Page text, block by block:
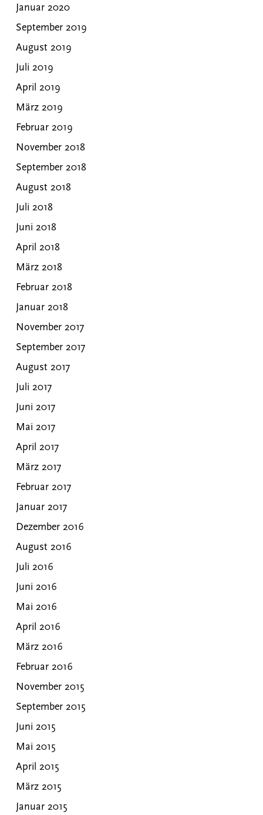
Januar 2020
September 2019
August 2019
Juli 2019
April 2019
März 2019
Februar 2019
November 2018
September 2018
August 2018
Juli 2018
Juni 2018
April 2018
März 2018
Februar 2018
Januar 2018
November 2017
September 2017
August 2017
Juli 2017
Juni 2017
Mai 2017
April 2017
März 2017
Februar 2017
Januar 2017
Dezember 2016
August 2016
Juli 2016
Juni 2016
Mai 2016
April 2016
März 2016
Februar 2016
November 2015
September 2015
Juni 2015
Mai 2015
April 2015
März 2015
Januar 2015